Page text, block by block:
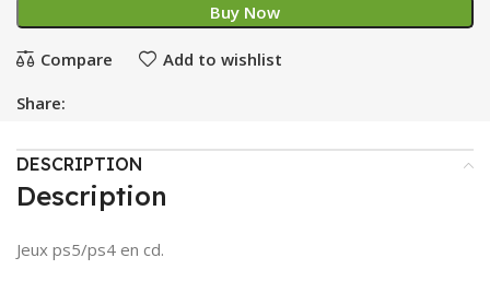
Buy Now
Compare Add to wishlist
Share:
DESCRIPTION
Description
Jeux ps5/ps4 en cd.